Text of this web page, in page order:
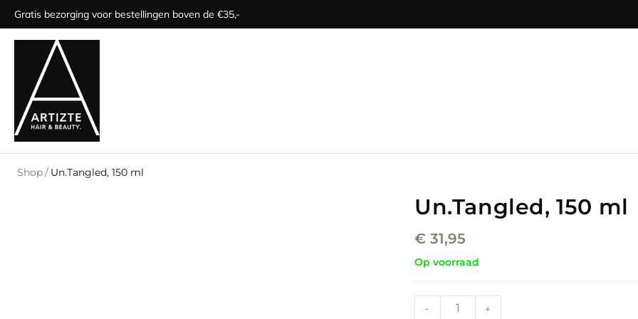
Gratis bezorging voor bestellingen boven de €35,-
Shop/ Un.Tangled, 150 ml
Un.Tangled, 150 ml
€31,95
Op voorraad
- +